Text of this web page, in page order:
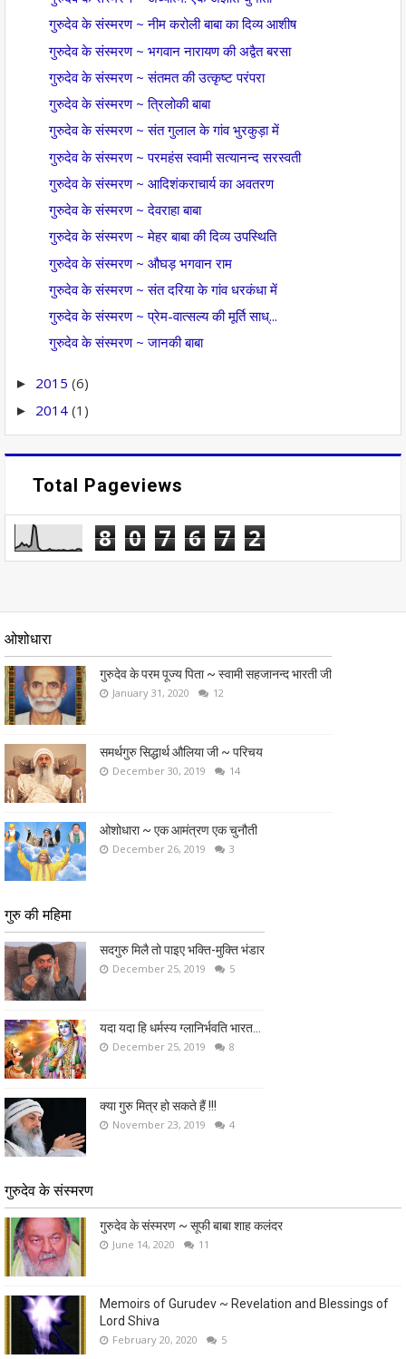
गुरुदेव के संस्मरण ~ नीम करोली बाबा का दिव्य आशीष
गुरुदेव के संस्मरण ~ भगवान नारायण की अद्वैत बरसा
गुरुदेव के संस्मरण ~ संतमत की उत्कृष्ट परंपरा
गुरुदेव के संस्मरण ~ त्रिलोकी बाबा
गुरुदेव के संस्मरण ~ संत गुलाल के गांव भुरकुड़ा में
गुरुदेव के संस्मरण ~ परमहंस स्वामी सत्यानन्द सरस्वती
गुरुदेव के संस्मरण ~ आदिशंकराचार्य का अवतरण
गुरुदेव के संस्मरण ~ देवराहा बाबा
गुरुदेव के संस्मरण ~ मेहर बाबा की दिव्य उपस्थिति
गुरुदेव के संस्मरण ~ औघड़ भगवान राम
गुरुदेव के संस्मरण ~ संत दरिया के गांव धरकंधा में
गुरुदेव के संस्मरण ~ प्रेम-वात्सल्य की मूर्ति साध्...
गुरुदेव के संस्मरण ~ जानकी बाबा
► 2015 (6)
► 2014 (1)
Total Pageviews
8 0 7 6 7 2
ओशोधारा
गुरुदेव के परम पूज्य पिता ~ स्वामी सहजानन्द भारती जी
January 31, 2020 12
समर्थगुरु सिद्धार्थ औलिया जी ~ परिचय
December 30, 2019 14
ओशोधारा ~ एक आमंत्रण एक चुनौती
December 26, 2019 3
गुरु की महिमा
सदगुरु मिलै तो पाइए भक्ति-मुक्ति भंडार
December 25, 2019 5
यदा यदा हि धर्मस्य ग्लानिर्भवति भारत...
December 25, 2019 8
क्या गुरु मित्र हो सकते हैं !!!
November 23, 2019 4
गुरुदेव के संस्मरण
गुरुदेव के संस्मरण ~ सूफी बाबा शाह कलंदर
June 14, 2020 11
Memoirs of Gurudev ~ Revelation and Blessings of
Lord Shiva
February 20, 2020 5